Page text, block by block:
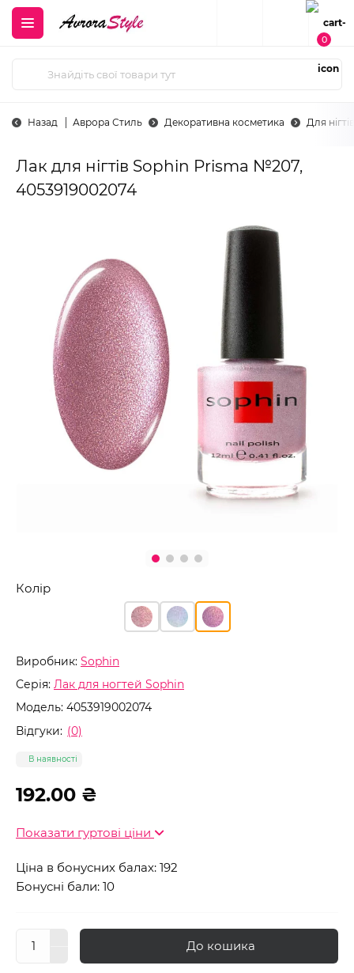
0
Назад Аврора Стиль Декоративна косметика Для нігтів
Лак для нігтів Sophin Prisma №207,
4053919002074
Виробник: Sophin
Серія: Лак для ногтей Sophin
Модель: 4053919002074
Відгуки: (0)
В наявності
Колір
192.00 ₴
Показати гуртові ціни
Ціна в бонусних балах: 192
Бонусні бали: 10
До кошика